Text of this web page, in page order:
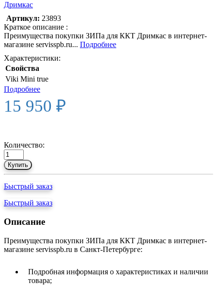
Дримкас
Артикул: 23893
Краткое описание :
Преимущества покупки ЗИПа для ККТ Дримкас в интернет-
магазине servisspb.ru... Подробнее
Характеристики:
Свойства
Viki Mini true
Подробнее
15 950 ₽
Количество:
Купить
Быстрый заказ
Быстрый заказ
Описание
Преимущества покупки ЗИПа для ККТ Дримкас в интернет-
магазине servisspb.ru в Санкт-Петербурге:
Подробная информация о характеристиках и наличии
товара;